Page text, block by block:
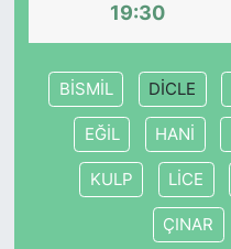
19:30
BİSMİL DİCLE
EĞİL HANİ
KULP LİCE
ÇINAR